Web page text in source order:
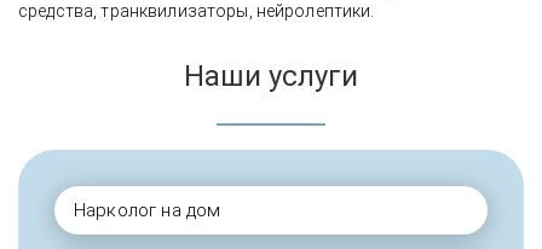
средства, транквилизаторы, нейролептики.
Наши услуги
Нарколог на дом